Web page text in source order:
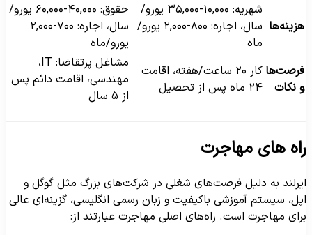
هزینه‌ها
شهریه: ۱۰,۰۰۰-۳۵,۰۰۰ یورو/
سال، اجاره: ۸۰۰-۲,۰۰۰ یورو/
ماه
حقوق: ۴۰,۰۰۰-۶۰,۰۰۰ یورو/
سال، اجاره: ۷۰۰-۲,۰۰۰
یورو/ماه
فرصت‌ها
و نکات
کار ۲۰ ساعت/هفته، اقامت
۲۴ ماه پس از تحصیل
مشاغل پرتقاضا: IT،
مهندسی، اقامت دائم پس
از ۵ سال
های مهاجرت
به دلیل فرصت‌های شغلی در شرکت‌های بزرگ مثل گوگل و
سیستم آموزشی باکیفیت و زبان رسمی انگلیسی، گزینه‌ای عالی
مهاجرت است. راه‌های اصلی مهاجرت عبارتند از: